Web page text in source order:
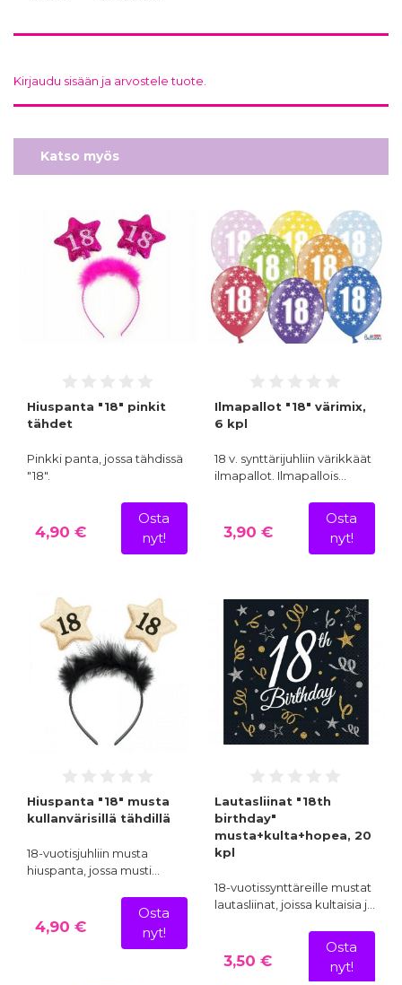
Kirjaudu sisään ja arvostele tuote.
Katso myös
Hiuspanta "18" pinkit
tähdet
Pinkki panta, jossa tähdissä
"18".
4,90 €
Osta
nyt!
Ilmapallot "18" värimix,
6 kpl
18 v. synttärijuhliin värikkäät
ilmapallot. Ilmapallois…
3,90 €
Osta
nyt!
Hiuspanta "18" musta
kullanvärisillä tähdillä
18-vuotisjuhliin musta
hiuspanta, jossa musti…
4,90 €
Osta
nyt!
Lautasliinat "18th
birthday"
musta+kulta+hopea, 20
kpl
18-vuotissynttäreille mustat
lautasliinat, joissa kultaisia j…
3,50 €
Osta
nyt!